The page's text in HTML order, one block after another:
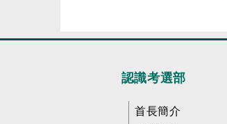
認識考選部
首長簡介